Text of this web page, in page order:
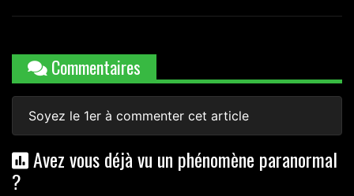
Commentaires
Soyez le 1er à commenter cet article
Avez vous déjà vu un phénomène paranormal
?